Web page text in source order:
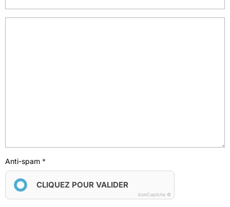
Anti-spam
CLIQUEZ POUR VALIDER
IconCaptcha ©